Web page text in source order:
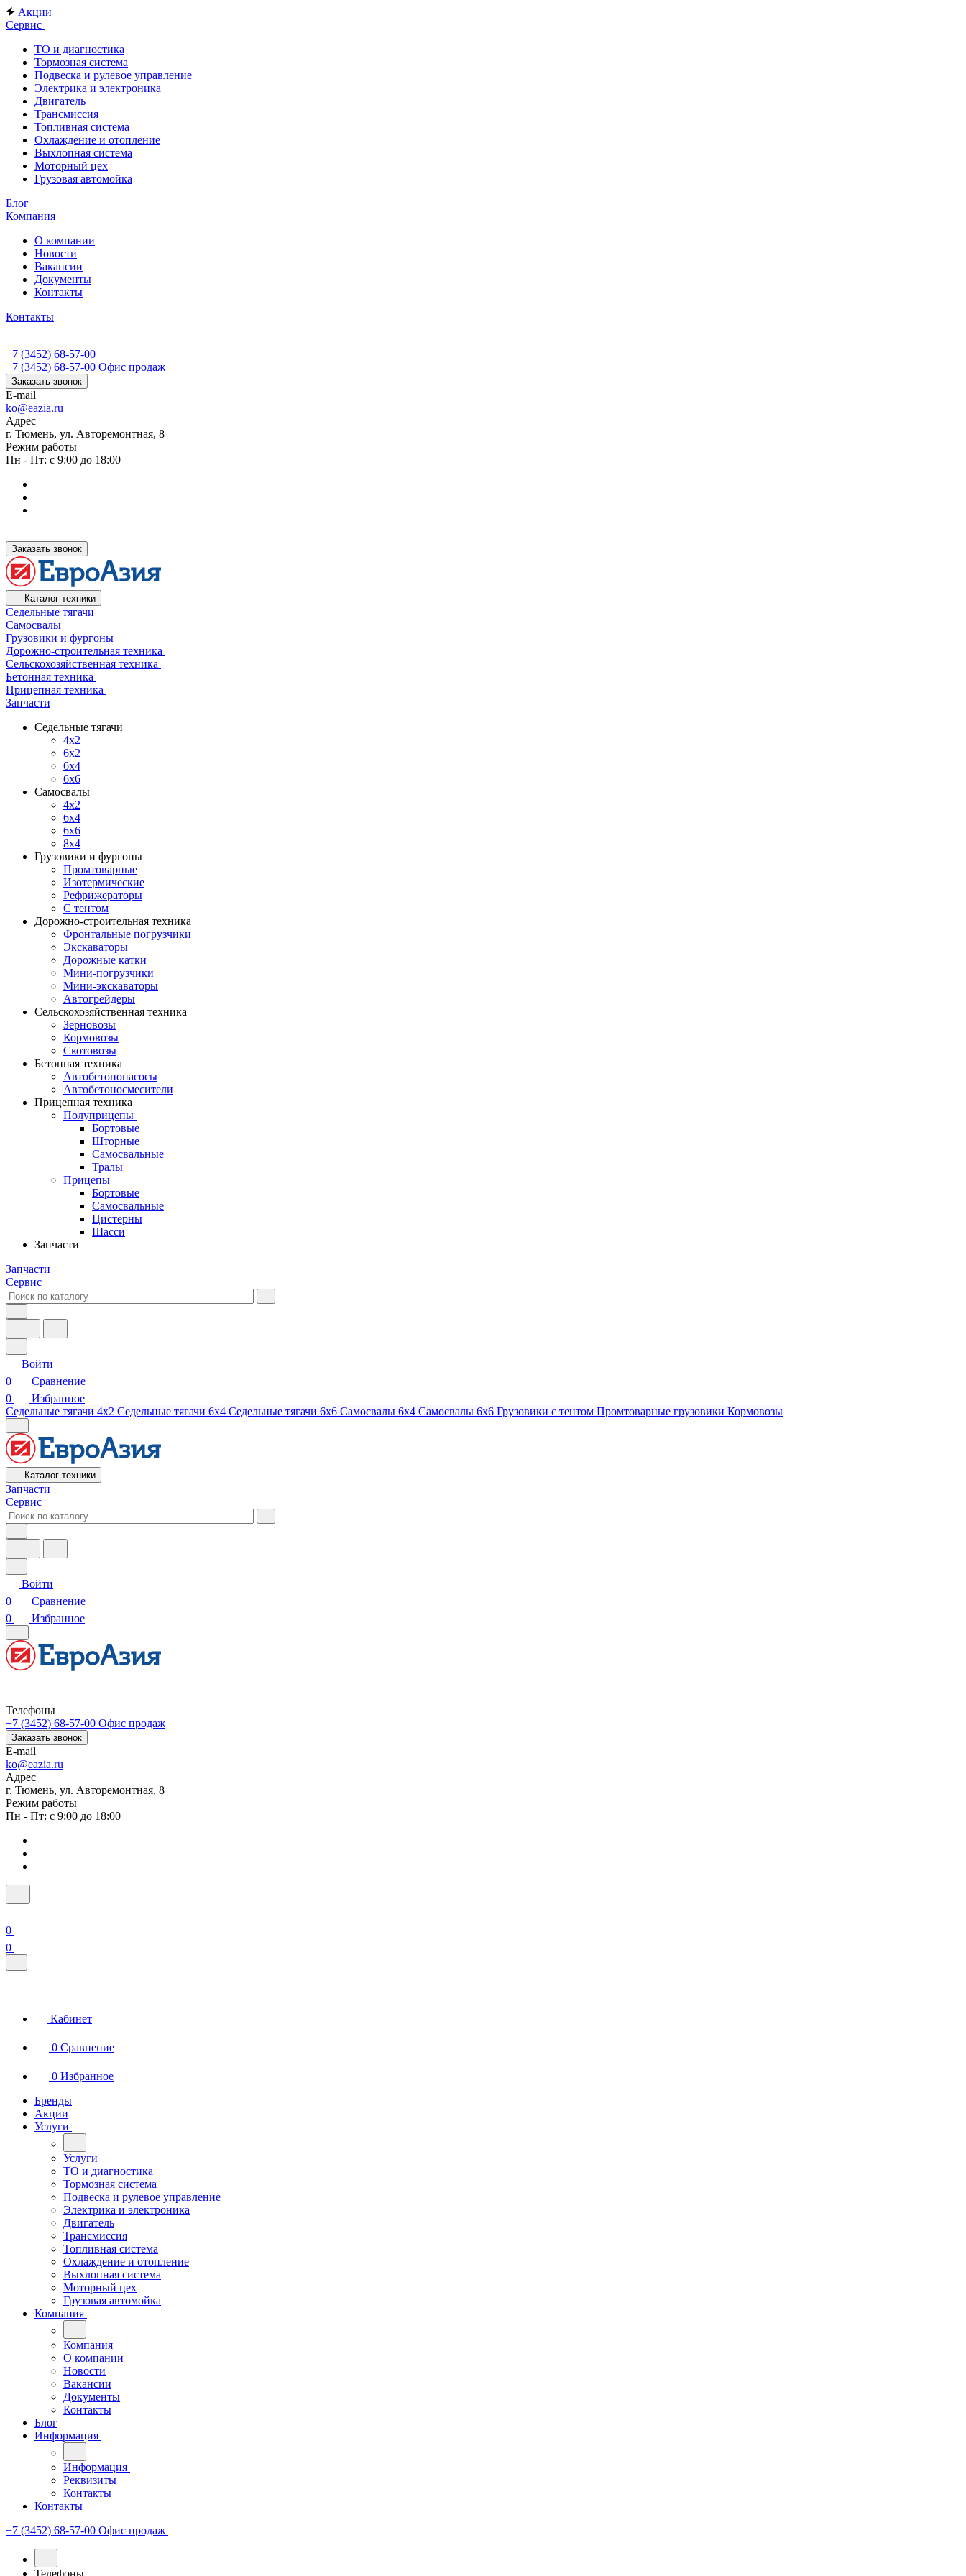
Акции
Сервис
ТО и диагностика
Тормозная система
Подвеска и рулевое управление
Электрика и электроника
Двигатель
Трансмиссия
Топливная система
Охлаждение и отопление
Выхлопная система
Моторный цех
Грузовая автомойка
Блог
Компания
О компании
Новости
Вакансии
Документы
Контакты
Контакты
+7 (3452) 68-57-00
+7 (3452) 68-57-00 Офис продаж
Заказать звонок
E-mail
ko@eazia.ru
Адрес
г. Тюмень, ул. Авторемонтная, 8
Режим работы
Пн - Пт: с 9:00 до 18:00
Заказать звонок
Каталог техники
Седельные тягачи
Самосвалы
Грузовики и фургоны
Дорожно-строительная техника
Сельскохозяйственная техника
Бетонная техника
Прицепная техника
Запчасти
Седельные тягачи
4x2
6x2
6x4
6x6
Самосвалы
4x2
6x4
6x6
8x4
Грузовики и фургоны
Промтоварные
Изотермические
Рефрижераторы
С тентом
Дорожно-строительная техника
Фронтальные погрузчики
Экскаваторы
Дорожные катки
Мини-погрузчики
Мини-экскаваторы
Автогрейдеры
Сельскохозяйственная техника
Зерновозы
Кормовозы
Скотовозы
Бетонная техника
Автобетононасосы
Автобетоносмесители
Прицепная техника
Полуприцепы
Бортовые
Шторные
Самосвальные
Тралы
Прицепы
Бортовые
Самосвальные
Цистерны
Шасси
Запчасти
Запчасти
Сервис
Войти
0
Сравнение
0
Избранное
Седельные тягачи 4х2 Седельные тягачи 6х4 Седельные тягачи 6х6 Самосвалы 6х4 Самосвалы 6х6 Грузовики с тентом Промтоварные грузовики Кормовозы
Каталог техники
Запчасти
Сервис
Войти
0
Сравнение
0
Избранное
Телефоны
+7 (3452) 68-57-00 Офис продаж
Заказать звонок
E-mail
ko@eazia.ru
Адрес
г. Тюмень, ул. Авторемонтная, 8
Режим работы
Пн - Пт: с 9:00 до 18:00
0
0
Кабинет
0 Сравнение
0 Избранное
Бренды
Акции
Услуги
Услуги
ТО и диагностика
Тормозная система
Подвеска и рулевое управление
Электрика и электроника
Двигатель
Трансмиссия
Топливная система
Охлаждение и отопление
Выхлопная система
Моторный цех
Грузовая автомойка
Компания
Компания
О компании
Новости
Вакансии
Документы
Контакты
Блог
Информация
Информация
Реквизиты
Контакты
Контакты
+7 (3452) 68-57-00 Офис продаж
Телефоны